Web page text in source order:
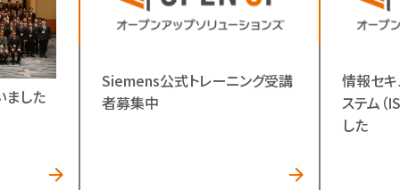
した
Siemens公式トレーニング受講
者募集中
情報セキ
ステム（
した